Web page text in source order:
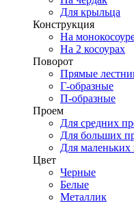
Для крыльца
Конструкция
На
На 2 косоурах
Поворот
Прямые
Г-образные
П-образные
Проем
Для средних
Для больших
Для
Цвет
Черные
Белые
Металлик